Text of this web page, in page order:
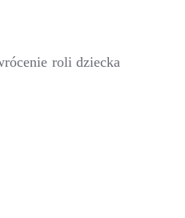
roli dziecka